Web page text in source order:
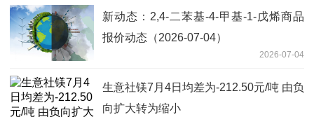
新动态：2,4-二苯基-4-甲基-1-戊烯商品
报价动态（2026-07-04）
2026-07-04
生意社镁7月4日均差为-212.50元/吨 由负
向扩大转为缩小